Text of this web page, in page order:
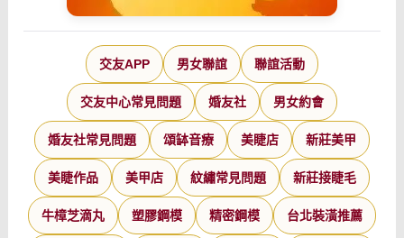
交友APP 男女聯誼 聯誼活動
交友中心常見問題 婚友社 男女約會
婚友社常見問題 頌缽音療 美睫店 新莊美甲
美睫作品 美甲店 紋繡常見問題 新莊接睫毛
牛樟芝滴丸 塑膠鋼模 精密鋼模 台北裝潢推薦